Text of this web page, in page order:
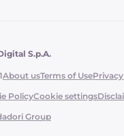
S.p.A.
About usTerms of Use
PolicyCookie settings
Group